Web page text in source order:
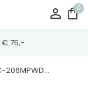
0
75,-